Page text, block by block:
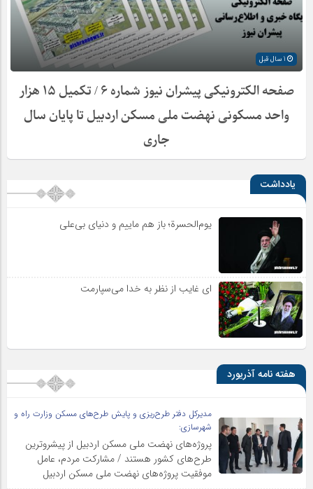
صفحه الکترونیکی پیشران نیوز شماره ۶ / تکمیل ۱۵ هزار
واحد مسکونی نهضت ملی مسکن اردبیل تا پایان سال
جاری
یادداشت
یوم‌الحسرة؛ باز هم ماییم و دنیای بی‌علی
ای غایب از نظر به خدا می‌سپارمت
هفته نامه آذریورد
مدیرکل دفتر طرح‌ریزی و پایش طرح‌های مسکن وزارت راه و
شهرسازی:
پروژه‌های نهضت ملی مسکن اردبیل از پیشروترین
طرح‌های کشور هستند / مشارکت مردم، عامل
موفقیت پروژه‌های نهضت ملی مسکن اردبیل